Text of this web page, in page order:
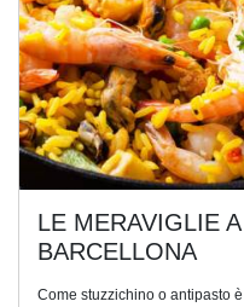
LE MERAVIGLIE
BARCELLONA
Come stuzzichino o antipasto